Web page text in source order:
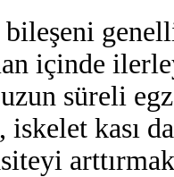
içinde
uzun süreli
kası